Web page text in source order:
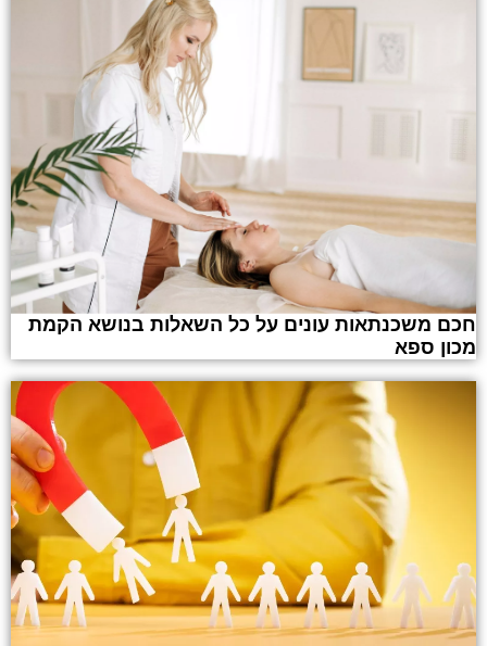
חכם משכנתאות עונים על כל השאלות בנושא הקמת
מכון ספא